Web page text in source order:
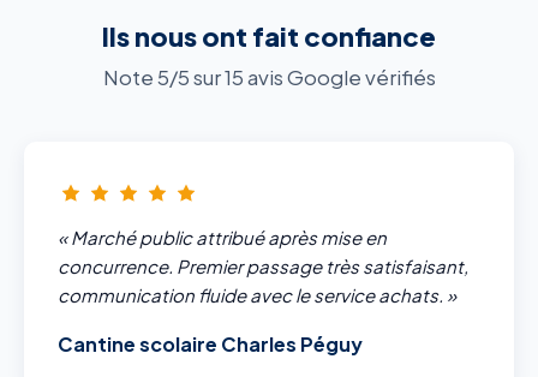
Ils nous ont fait confiance
Note 5/5 sur 15 avis Google vérifiés
« Marché public attribué après mise en
concurrence. Premier passage très satisfaisant,
communication fluide avec le service achats. »
Cantine scolaire Charles Péguy